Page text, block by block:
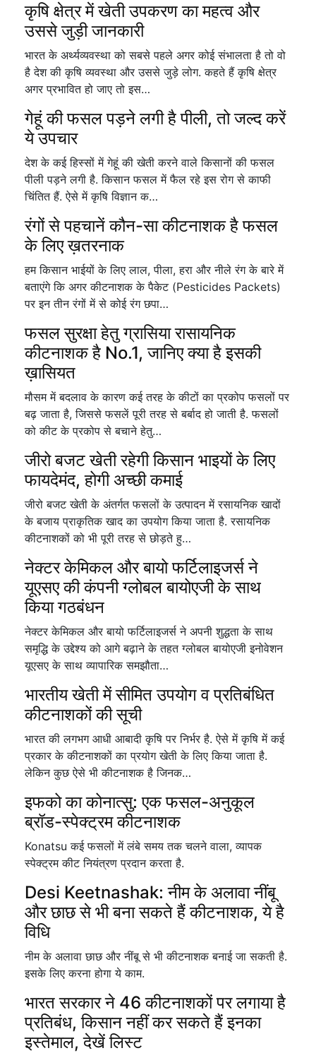
कृषि क्षेत्र में खेती उपकरण का महत्व और
उससे जुड़ी जानकारी
भारत के अर्थ्यव्यवस्था को सबसे पहले अगर कोई संभालता है तो वो
है देश की कृषि व्यवस्था और उससे जुड़े लोग. कहते हैं कृषि क्षेत्र
अगर प्रभावित हो जाए तो इस…
गेहूं की फसल पड़ने लगी है पीली, तो जल्द करें
ये उपचार
देश के कई हिस्सों में गेहूं की खेती करने वाले किसानों की फसल
पीली पड़ने लगी है. किसान फसल में फैल रहे इस रोग से काफी
चिंतित हैं. ऐसे में कृषि विज्ञान क…
रंगों से पहचानें कौन-सा कीटनाशक है फसल
के लिए ख़तरनाक
हम किसान भाईयों के लिए लाल, पीला, हरा और नीले रंग के बारे में
बताएंगे कि अगर कीटनाशक के पैकेट (Pesticides Packets)
पर इन तीन रंगों में से कोई रंग छपा…
फसल सुरक्षा हेतु ग्रासिया रासायनिक
कीटनाशक है No.1, जानिए क्या है इसकी
ख़ासियत
मौसम में बदलाव के कारण कई तरह के कीटों का प्रकोप फसलों पर
बढ़ जाता है, जिससे फसलें पूरी तरह से बर्बाद हो जाती है. फसलों
को कीट के प्रकोप से बचाने हेतु…
जीरो बजट खेती रहेगी किसान भाइयों के लिए
फायदेमंद, होगी अच्छी कमाई
जीरो बजट खेती के अंतर्गत फसलों के उत्पादन में रसायनिक खादों
के बजाय प्राकृतिक खाद का उपयोग किया जाता है. रसायनिक
कीटनाशकों को भी पूरी तरह से छोड़ते हु…
नेक्टर केमिकल और बायो फर्टिलाइजर्स ने
यूएसए की कंपनी ग्लोबल बायोएजी के साथ
किया गठबंधन
नेक्टर केमिकल और बायो फर्टिलाइजर्स ने अपनी शुद्धता के साथ
समृद्धि के उद्देश्य को आगे बढ़ाने के तहत ग्लोबल बायोएजी इनोवेशन
यूएसए के साथ व्यापारिक समझौता…
भारतीय खेती में सीमित उपयोग व प्रतिबंधित
कीटनाशकों की सूची
भारत की लगभग आधी आबादी कृषि पर निर्भर है. ऐसे में कृषि में कई
प्रकार के कीटनाशकों का प्रयोग खेती के लिए किया जाता है.
लेकिन कुछ ऐसे भी कीटनाशक है जिनक…
इफको का कोनात्सु: एक फसल-अनुकूल
ब्रॉड-स्पेक्ट्रम कीटनाशक
Konatsu कई फसलों में लंबे समय तक चलने वाला, व्यापक
स्पेक्ट्रम कीट नियंत्रण प्रदान करता है.
Desi Keetnashak: नीम के अलावा नींबू
और छाछ से भी बना सकते हैं कीटनाशक, ये है
विधि
नीम के अलावा छाछ और नींबू से भी कीटनाशक बनाई जा सकती है.
इसके लिए करना होगा ये काम.
भारत सरकार ने 46 कीटनाशकों पर लगाया है
प्रतिबंध, किसान नहीं कर सकते हैं इनका
इस्तेमाल, देखें लिस्ट